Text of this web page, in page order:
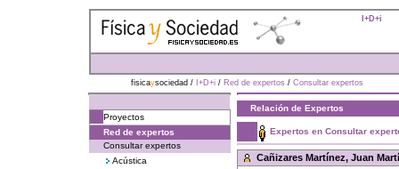
I+D+i
fisicaysociedad / I+D+i / Red de expertos / Consultar expertos
Proyectos
Red de expertos
Consultar expertos
Acústica
Relación de Expertos
Expertos en Consultar
Cañizares Martínez, Juan